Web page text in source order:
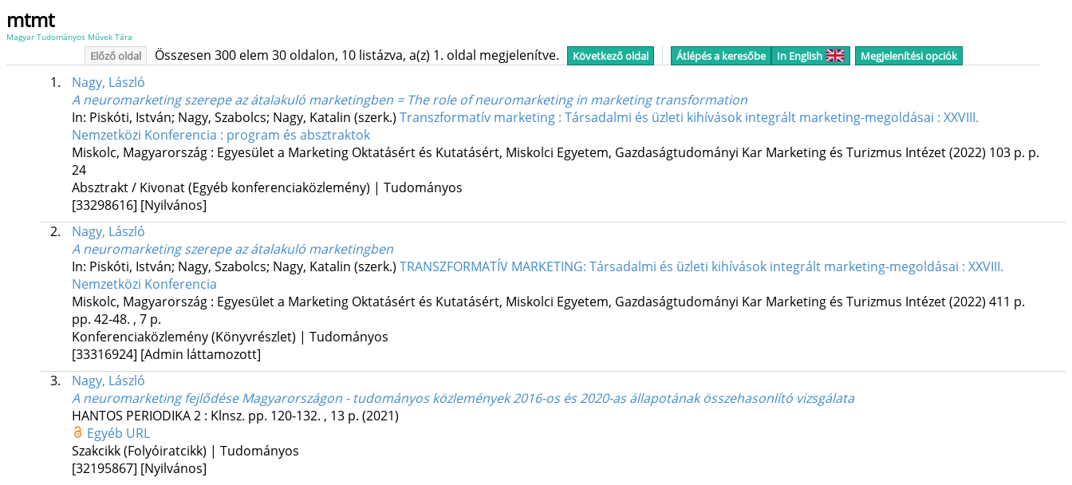
mtmt
Magyar Tudományos Művek Tára
Előző oldal Összesen 300 elem 30 oldalon, 10 listázva, a(z) 1. oldal megjelenítve. Következő oldal Átlépés a keresőbe In English Megjelenítési opciók
1.
Nagy, László
A neuromarketing szerepe az átalakuló marketingben = The role of neuromarketing in marketing transformation
In: Piskóti, István; Nagy, Szabolcs; Nagy, Katalin (szerk.) Transzformatív marketing : Társadalmi és üzleti kihívások integrált marketing-megoldásai : XXVIII.
Nemzetközi Konferencia : program és absztraktok
Miskolc, Magyarország : Egyesület a Marketing Oktatásért és Kutatásért, Miskolci Egyetem, Gazdaságtudományi Kar Marketing és Turizmus Intézet(2022) 103 p. p.
24
Absztrakt / Kivonat (Egyéb konferenciaközlemény) | Tudományos
[33298616] [Nyilvános]
2.
Nagy, László
A neuromarketing szerepe az átalakuló marketingben
In: Piskóti, István; Nagy, Szabolcs; Nagy, Katalin (szerk.) TRANSZFORMATÍV MARKETING: Társadalmi és üzleti kihívások integrált marketing-megoldásai : XXVIII.
Nemzetközi Konferencia
Miskolc, Magyarország : Egyesület a Marketing Oktatásért és Kutatásért, Miskolci Egyetem, Gazdaságtudományi Kar Marketing és Turizmus Intézet(2022) 411 p.
pp. 42-48. , 7 p.
Konferenciaközlemény (Könyvrészlet) | Tudományos
[33316924] [Admin láttamozott]
3.
Nagy, László
A neuromarketing fejlődése Magyarországon - tudományos közlemények 2016-os és 2020-as állapotának összehasonlító vizsgálata
HANTOS PERIODIKA2: Klnsz. pp. 120-132. , 13 p. (2021)
Egyéb URL
Szakcikk (Folyóiratcikk) | Tudományos
[32195867] [Nyilvános]